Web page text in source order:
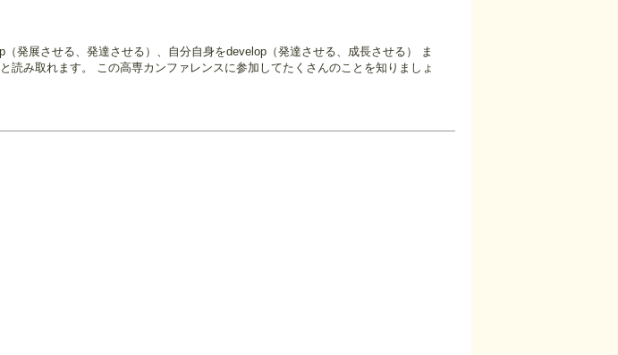
発展させる、発達させる）、自分自身をdevelop（発達させる、成長させる） ま
み取れます。 この高専カンファレンスに参加してたくさんのことを知りましょ